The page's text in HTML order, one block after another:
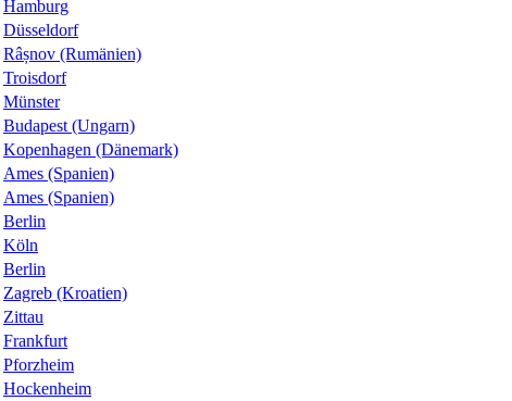
Hamburg
Düsseldorf
Râșnov (Rumänien)
Troisdorf
Münster
Budapest (Ungarn)
Kopenhagen (Dänemark)
Ames (Spanien)
Ames (Spanien)
Berlin
Köln
Berlin
Zagreb (Kroatien)
Zittau
Frankfurt
Pforzheim
Hockenheim